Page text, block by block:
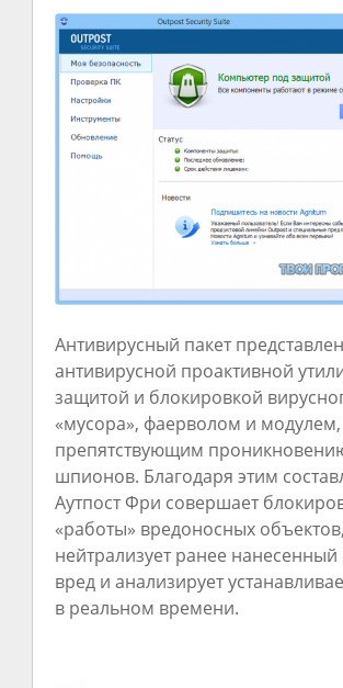
Антивирусный пакет представлен
антивирусной проактивной
защитой и блокировкой
«мусора», фаерволом и модулем,
препятствующим
шпионов. Благодаря этим
Аутпост Фри совершает
«работы» вредоносных объектов,
нейтрализует ранее нанесенный
вред и анализирует
в реальном времени.